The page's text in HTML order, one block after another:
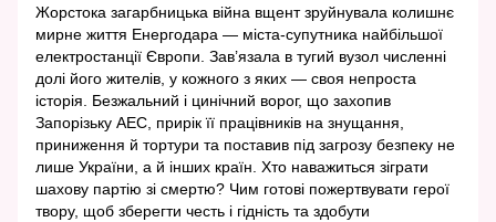
Жорстока загарбницька війна вщент зруйнувала колишнє
мирне життя Енергодара — міста-супутника найбільшої
електростанції Європи. Зав’язала в тугий вузол численні
долі його жителів, у кожного з яких — своя непроста
історія. Безжальний і цинічний ворог, що захопив
Запорізьку АЕС, прирік її працівників на знущання,
приниження й тортури та поставив під загрозу безпеку не
лише України, а й інших країн. Хто наважиться зіграти
шахову партію зі смертю? Чим готові пожертвувати герої
твору, щоб зберегти честь і гідність та здобути